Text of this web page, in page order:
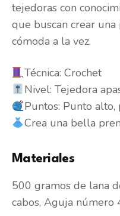
tejedoras con
que buscan crear
cómoda a la vez.
Técnica: Crochet
Nivel: Tejedora
Puntos: Punto
Crea una bella
Materiales
500 gramos de lana
cabos, Aguja número